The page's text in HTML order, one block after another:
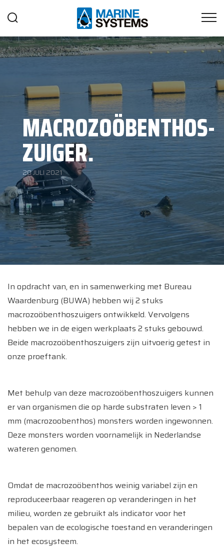
MACROZOÖBENTHOS-
ZUIGER.
20 JULI 2021
In opdracht van, en in samenwerking met Bureau
Waardenburg (BUWA) hebben wij 2 stuks
macrozoöbenthoszuigers ontwikkeld. Vervolgens
hebben we in de eigen werkplaats 2 stuks gebouwd.
Beide macrozoöbenthoszuigers zijn uitvoerig getest in
onze proeftank.
Met behulp van deze macrozoöbenthoszuigers kunnen
er van organismen die op harde substraten leven > 1
mm (macrozoobenthos) monsters worden ingewonnen.
Deze monsters worden voornamelijk in Nederlandse
wateren genomen.
Omdat de macrozoöbenthos weinig variabel zijn en
reproduceerbaar reageren op veranderingen in het
milieu, worden ze gebruikt als indicator voor het
bepalen van de ecologische toestand en veranderingen
in het ecosysteem.